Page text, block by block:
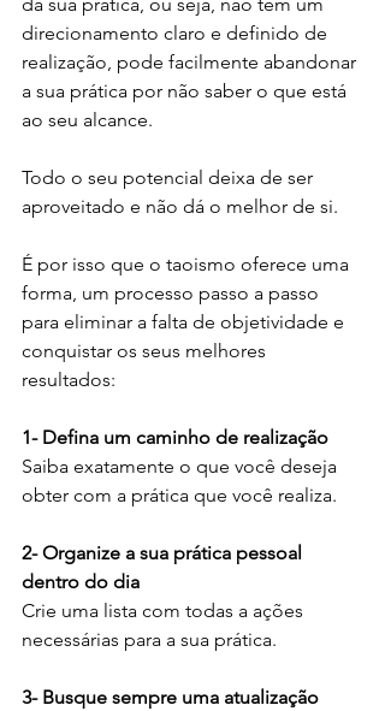
direcionamento claro e definido de
realização, pode facilmente abandonar
a sua prática por não saber o que está
ao seu alcance.
Todo o seu potencial deixa de ser
aproveitado e não dá o melhor de si.
É por isso que o taoismo oferece uma
forma, um processo passo a passo
para eliminar a falta de objetividade e
conquistar os seus melhores
resultados:
1- Defina um caminho de realização
Saiba exatamente o que você deseja
obter com a prática que você realiza.
2- Organize a sua prática pessoal
dentro do dia
Crie uma lista com todas a ações
necessárias para a sua prática.
3- Busque sempre uma atualização